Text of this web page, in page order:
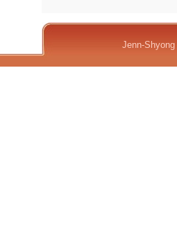
Jenn-